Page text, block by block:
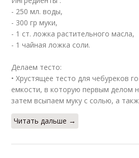
- 250 мл. воды,
- 300 гр муки,
- 1 ст. ложка растительного масла,
- 1 чайная ложка соли.
Делаем тесто:
• Хрустящее тесто для чебуреков
емкости, в которую первым делом
затем всыпаем муку с солью, а
Читать дальше →